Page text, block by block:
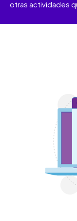
otras actividades